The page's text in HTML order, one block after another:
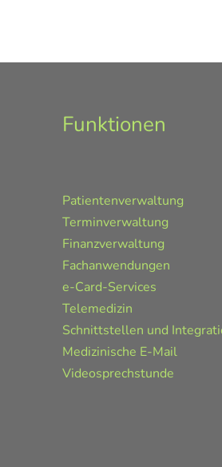
Funktionen
Patientenverwaltung
Terminverwaltung
Finanzverwaltung
Fachanwendungen
e-Card-Services
Telemedizin
Schnittstellen und
Medizinische E-Mail
Videosprechstunde